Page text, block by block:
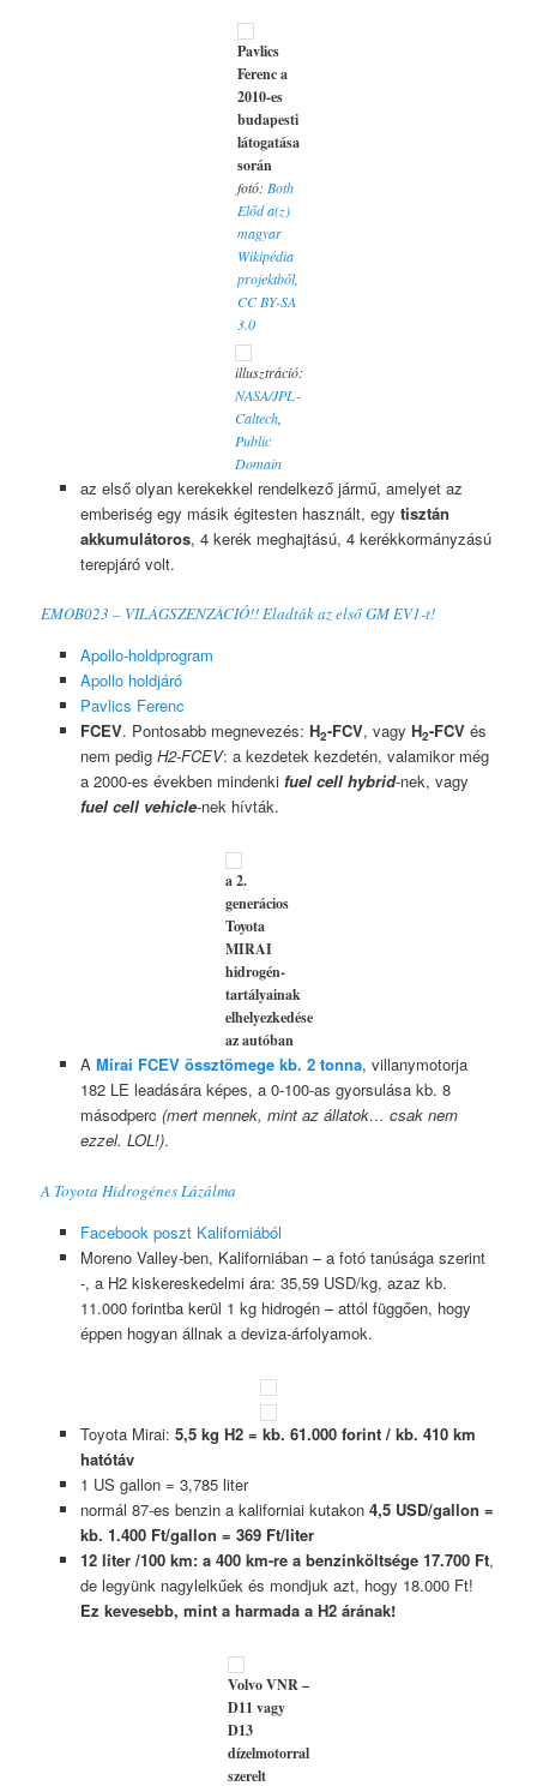
Pavlics
Ferenc a
2010-es
budapesti
látogatása
során
fotó: Both
Előd a(z)
magyar
Wikipédia
projektből,
CC BY-SA
3.0
illusztráció:
NASA/JPL-
Caltech,
Public
Domain
az első olyan kerekekkel rendelkező jármű, amelyet az
emberiség egy másik égitesten használt, egy tisztán
akkumulátoros, 4 kerék meghajtású, 4 kerékkormányzású
terepjáró volt.
EMOB023 – VILÁGSZENZÁCIÓ!! Eladták az első GM EV1-t!
Apollo-holdprogram
Apollo holdjáró
Pavlics Ferenc
FCEV. Pontosabb megnevezés: H2-FCV, vagy H2-FCVés
nem pedig H2-FCEV: a kezdetek kezdetén, valamikor még
a 2000-es években mindenki fuel cell hybrid-nek, vagy
fuel cell vehicle-nek hívták.
a 2.
generácios
Toyota
MIRAI
hidrogén-
tartályainak
elhelyezkedése
az autóban
A Mirai FCEV össztömege kb. 2 tonna, villanymotorja
182 LE leadására képes, a 0-100-as gyorsulása kb. 8
másodperc (mert mennek, mint az állatok… csak nem
ezzel. LOL!).
A Toyota Hidrogénes Lázálma
Facebook poszt Kaliforniából
Moreno Valley-ben, Kaliforniában – a fotó tanúsága szerint
-, a H2 kiskereskedelmi ára: 35,59 USD/kg, azaz kb.
11.000 forintba kerül 1 kg hidrogén – attól függően, hogy
éppen hogyan állnak a deviza-árfolyamok.
Toyota Mirai: 5,5 kg H2 = kb. 61.000 forint / kb. 410 km
hatótáv
1 US gallon = 3,785 liter
normál 87-es benzin a kaliforniai kutakon 4,5 USD/gallon =
kb. 1.400 Ft/gallon = 369 Ft/liter
12 liter /100 km: a 400 km-re a benzinköltsége 17.700 Ft,
de legyünk nagylelkűek és mondjuk azt, hogy 18.000 Ft!
Ez kevesebb, mint a harmada a H2 árának!
Volvo VNR –
D11 vagy
D13
dízelmotorral
szerelt